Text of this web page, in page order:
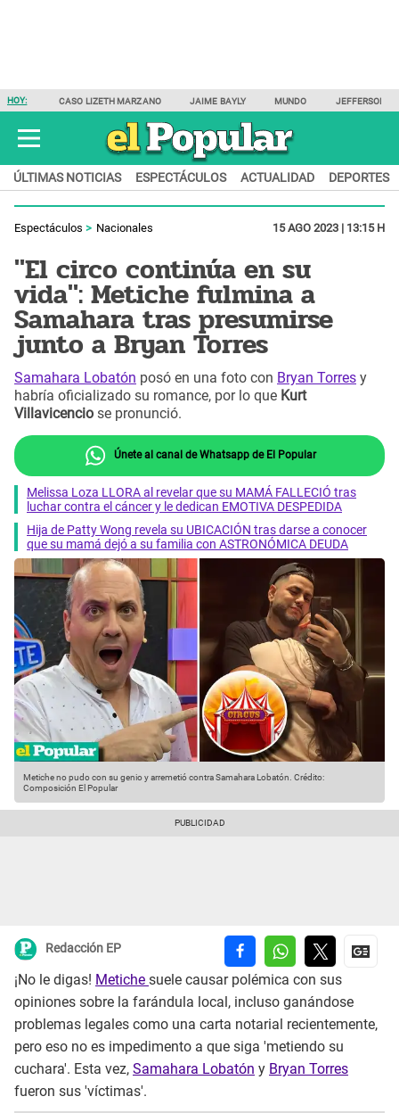
HOY: CASO LIZETH MARZANO JAIME BAYLY MUNDO JEFFERSON
ÚLTIMAS NOTICIAS ESPECTÁCULOS ACTUALIDAD DEPORTES
Espectáculos Nacionales 15 AGO 2023 | 13:15 H
"El circo continúa en su
vida": Metiche fulmina a
Samahara tras presumirse
junto a Bryan Torres
Samahara Lobatón posó en una foto con Bryan Torres y
habría oficializado su romance, por lo que Kurt
Villavicencio se pronunció.
Únete al canal de Whatsapp de El Popular
Melissa Loza LLORA al revelar que su MAMÁ FALLECIÓ tras
luchar contra el cáncer y le dedican EMOTIVA DESPEDIDA
Hija de Patty Wong revela su UBICACIÓN tras darse a conocer
que su mamá dejó a su familia con ASTRONÓMICA DEUDA
Metiche no pudo con su genio y arremetió contra Samahara Lobatón. Crédito:
Composición El Popular
Redacción EP
¡No le digas! Metiche suele causar polémica con sus
opiniones sobre la farándula local, incluso ganándose
problemas legales como una carta notarial recientemente,
pero eso no es impedimento a que siga 'metiendo su
cuchara'. Esta vez, Samahara Lobatón y Bryan Torres
fueron sus 'víctimas'.